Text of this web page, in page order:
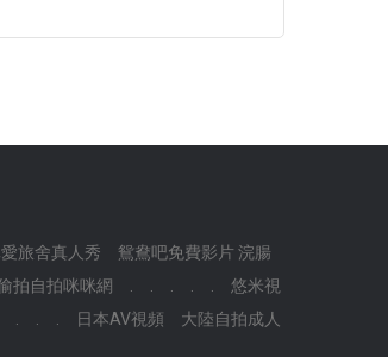
旅舍真人秀
鴛鴦吧免費影片 浣腸
拍自拍咪咪網
悠米視
日本AV視頻
大陸自拍成人